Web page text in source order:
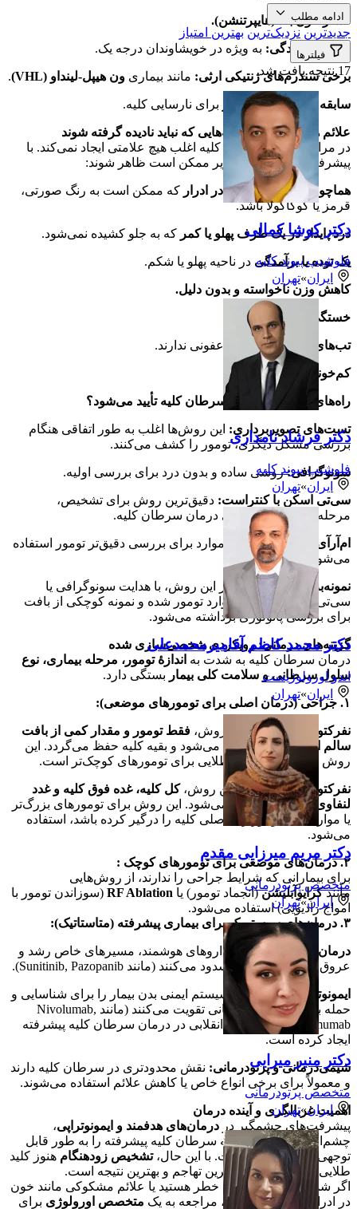
فشار خون بالا (هایپرتنشن).
سابقه خانوادگی: به ویژه در خویشاوندان درجه یک.
برخی سندرم‌های ژنتیکی ارثی: مانند بیماری ون هیپل-لینداو (VHL) .
سابقه طولانی‌مدت دیالیز برای نارسایی کلیه.
علائم هشداردهنده: نشانه‌هایی که نباید نادیده گرفته شوند
در مراحل اولیه، سرطان کلیه اغلب هیچ علامتی ایجاد نمی‌کند. با
پیشرفت بیماری، علائم زیر ممکن است ظاهر شوند:
هماچوری: مشاهده خون در ادرار که ممکن است به رنگ صورتی،
قرمز یا کوکاکولا باشد.
درد پایدار در یک طرف پهلو یا کمر که به جلو کشیده نمی‌شود.
یک توده یا برآمدگی در ناحیه پهلو یا شکم.
کاهش وزن ناخواسته و بدون دلیل.
خستگی مفرط و مداوم.
تب‌های متناوبکه منشأ عفونی ندارند.
کم‌خونی (آنمی).
راه‌های تشخیص: چگونه سرطان کلیه تأیید می‌شود؟
تست‌های تصویربرداری: این روش‌ها اغلب به طور اتفاقی هنگام
بررسی مشکل دیگری، تومور را کشف می‌کنند.
سونوگرافی:روشی ساده و بدون درد برای بررسی اولیه.
سی‌تی اسکن با کنتراست: دقیق‌ترین روش برای تشخیص،
مرحله‌بندی و برنامه‌ریزی درمان سرطان کلیه.
ام‌آرآی (MRI):
در برخی موارد برای بررسی دقیق‌تر تومور استفاده
می‌شود.
نمونه‌برداری (بیوپسی):
در این روش، با هدایت سونوگرافی یا
سی‌تی، یک سوزن نازک وارد تومور شده و نمونه کوچکی از بافت
برای بررسی پاتولوژی برداشته می‌شود.
گزینه‌های درمانی: رویکردی شخصی‌سازی شده
درمان سرطان کلیه به شدت به اندازۀ تومور، مرحله بیماری، نوع
سلول سرطانی و سلامت کلی بیمار بستگی دارد.
۱. جراحی (درمان اصلی برای تومورهای موضعی):
نفرکتومی جزئی:در این روش، فقط تومور و مقدار کمی از بافت
سالم اطراف آنبرداشته می‌شود و بقیه کلیه حفظ می‌گردد. این
روش امروزه استاندارد طلایی برای تومورهای کوچک‌تر است.
نفرکتومی رادیکال:در این روش،کل کلیه، غده فوق کلیه و غدد
لنفاوی اطرافبرداشته می‌شود. این روش برای تومورهای بزرگ‌تر
یا مواردی که تومور رگ اصلی کلیه را درگیر کرده باشد، استفاده
می‌شود.
۲. درمان‌های موضعی برای تومورهای کوچک :
برای بیمارانی که شرایط جراحی را ندارند، از روش‌هایی
مانندکرایوآبلیشن(انجماد تومور) یا RF Ablation (سوزاندن تومور با
امواج رادیویی) استفاده می‌شود.
۳. درمان‌های سیستمیک برای بیماری پیشرفته (متاستاتیک):
درمان‌های هدفمند :این داروهای هوشمند، مسیرهای خاص رشد و
عروق‌رسانی تومور را مسدود می‌کنند (مانند Sunitinib, Pazopanib).
ایمونوتراپی :این داروها سیستم ایمنی بدن بیمار را برای شناسایی و
حمله به سلول‌های سرطانی تقویت می‌کنند (مانند Nivolumab,
Ipilimumab). ایمونوتراپی انقلابی در درمان سرطان کلیه پیشرفته
ایجاد کرده است.
شیمی‌درمانی و پرتودرمانی: نقش محدودتری در سرطان کلیه دارند
و معمولاً برای برخی انواع خاص یا کاهش علائم استفاده می‌شوند.
اهمیت غربالگری و آینده درمان
پیشرفت‌های چشمگیر در درمان‌های هدفمند و ایمونوتراپی،
چشم‌انداز بیماران مبتلا به سرطان کلیه پیشرفته را به طور قابل
توجهی بهبود بخشیده است. با این حال،تشخیص زودهنگام هنوز کلید
طلایی برای درمان با کمترین تهاجم و بهترین نتیجه است.
اگر شما نیز دارای عوامل خطر هستید یا علائم مشکوکی مانند خون
در ادرار را تجربه می‌کنید، مراجعه به یک متخصص اورولوژی برای
ادامه مطلب
جدیدترین نزدیک‌ترین بهترین امتیاز
فیلترها
17 نتیجه یافت شد
دکتر کوشا کمالی
فلوشیپ پیوند کلیه
ایران»تهران
دکتر فرشاد نامداری
فلوشیپ پیوند کلیه
ایران»تهران
دکتر محمد کاظم آقامیرمحمدعلی
اندو اورولوژیست
ایران»تهران
دکتر مریم میرزایی مقدم
متخصص پرتودرمانی
ایران»تهران
دکتر منیر میرایی
متخصص پرتودرمانی
ایران»تهران